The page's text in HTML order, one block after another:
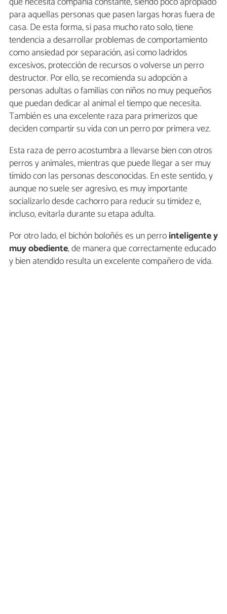
para aquellas personas que pasen largas horas fuera de
casa. De esta forma, si pasa mucho rato solo, tiene
tendencia a desarrollar problemas de comportamiento
como ansiedad por separación, así como ladridos
excesivos, protección de recursos o volverse un perro
destructor. Por ello, se recomienda su adopción a
personas adultas o familias con niños no muy pequeños
que puedan dedicar al animal el tiempo que necesita.
También es una excelente raza para primerizos que
deciden compartir su vida con un perro por primera vez.
Esta raza de perro acostumbra a llevarse bien con otros
perros y animales, mientras que puede llegar a ser muy
tímido con las personas desconocidas. En este sentido, y
aunque no suele ser agresivo, es muy importante
socializarlo desde cachorro para reducir su timidez e,
incluso, evitarla durante su etapa adulta.
Por otro lado, el bichón boloñés es un perrointeligente y
muy obediente, de manera que correctamente educado
y bien atendido resulta un excelente compañero de vida.